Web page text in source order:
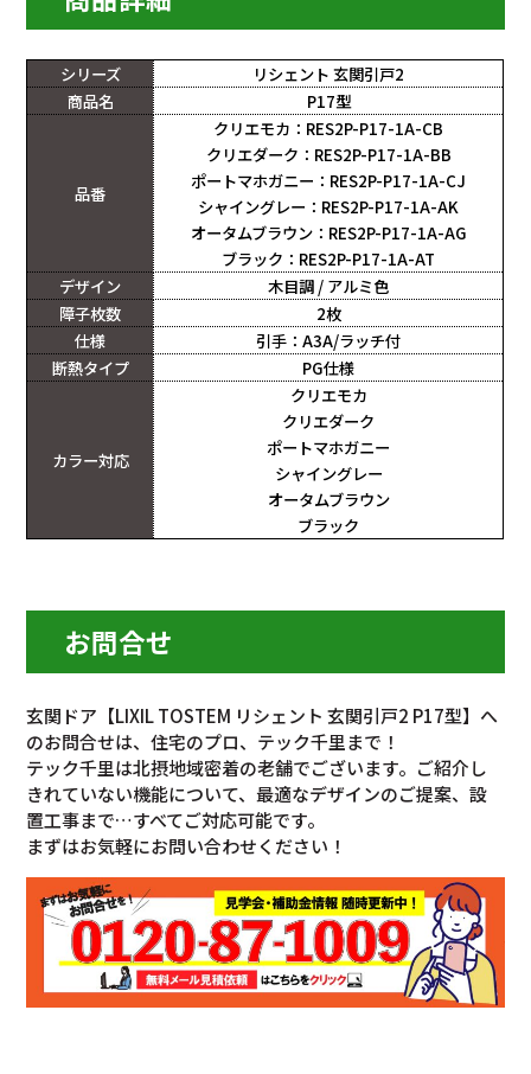
シリーズ
リシェント 玄関引戸2
商品名
P17型
品番
クリエモカ：RES2P-P17-1A-CB
クリエダーク：RES2P-P17-1A-BB
ポートマホガニー：RES2P-P17-1A-CJ
シャイングレー：RES2P-P17-1A-AK
オータムブラウン：RES2P-P17-1A-AG
ブラック：RES2P-P17-1A-AT
デザイン
木目調 / アルミ色
障子枚数
2枚
仕様
引手：A3A/ラッチ付
断熱タイプ
PG仕様
カラー対応
クリエモカ
クリエダーク
ポートマホガニー
シャイングレー
オータムブラウン
ブラック
お問合せ
玄関ドア【LIXIL TOSTEM リシェント 玄関引戸2 P17型】へ
のお問合せは、住宅のプロ、テック千里まで！
テック千里は北摂地域密着の老舗でございます。ご紹介し
きれていない機能について、最適なデザインのご提案、設
置工事まで…すべてご対応可能です。
まずはお気軽にお問い合わせください！